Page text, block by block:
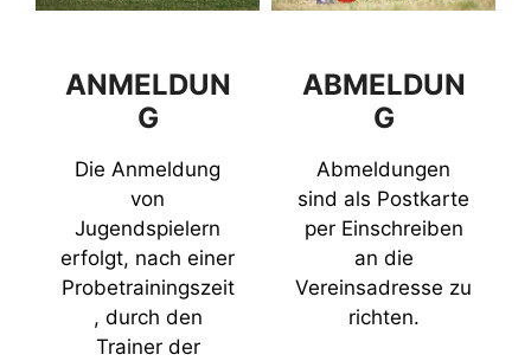
ANMELDUN
G
Die Anmeldung
von
Jugendspielern
erfolgt, nach einer
Probetrainingszeit
, durch den
Trainer der
ABMELDUN
G
Abmeldungen
sind als Postkarte
per Einschreiben
an die
Vereinsadresse zu
richten.